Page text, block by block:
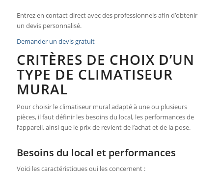
Entrez en contact direct avec des professionnels afin d’obtenir
un devis personnalisé.
Demander un devis gratuit
CRITÈRES DE CHOIX D’UN
TYPE DE CLIMATISEUR
MURAL
Pour choisir le climatiseur mural adapté à une ou plusieurs
pièces, il faut définir les besoins du local, les performances de
l’appareil, ainsi que le prix de revient de l’achat et de la pose.
Besoins du local et performances
Voici les caractéristiques qui les concernent :